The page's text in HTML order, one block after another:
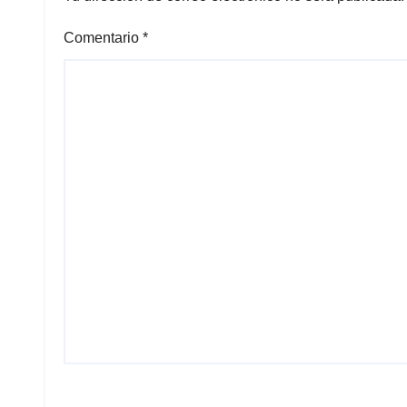
Comentario *